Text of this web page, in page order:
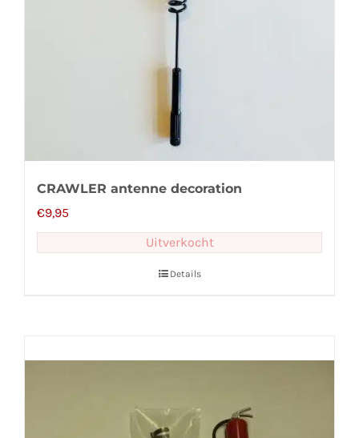
CRAWLER antenne decoration
€9,95
Uitverkocht
Details